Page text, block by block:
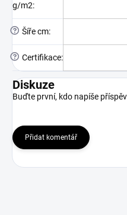
g/m2:
? Šíře cm:
? Certifikace:
Diskuze
Buďte první, kdo napíše
Přidat komentář